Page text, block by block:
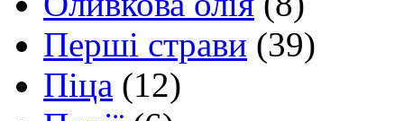
Перші страви (39)
Піца (12)